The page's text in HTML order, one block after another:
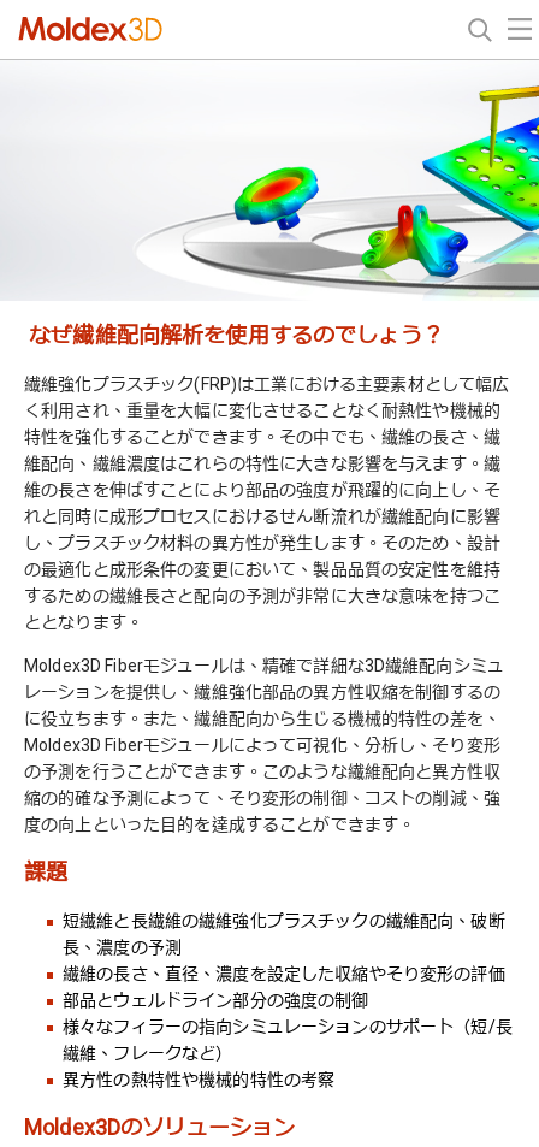
なぜ繊維配向解析を使用するのでしょう？
繊維強化プラスチック(FRP)は工業における主要素材として幅広
く利用され、重量を大幅に変化させることなく耐熱性や機械的
特性を強化することができます。その中でも、繊維の長さ、繊
維配向、繊維濃度はこれらの特性に大きな影響を与えます。繊
維の長さを伸ばすことにより部品の強度が飛躍的に向上し、そ
れと同時に成形プロセスにおけるせん断流れが繊維配向に影響
し、プラスチック材料の異方性が発生します。そのため、設計
の最適化と成形条件の変更において、製品品質の安定性を維持
するための繊維長さと配向の予測が非常に大きな意味を持つこ
ととなります。
Moldex3D Fiberモジュールは、精確で詳細な3D繊維配向シミュ
レーションを提供し、繊維強化部品の異方性収縮を制御するの
に役立ちます。また、繊維配向から生じる機械的特性の差を、
Moldex3D Fiberモジュールによって可視化、分析し、そり変形
の予測を行うことができます。このような繊維配向と異方性収
縮の的確な予測によって、そり変形の制御、コストの削減、強
度の向上といった目的を達成することができます。
課題
短繊維と長繊維の繊維強化プラスチックの繊維配向、破断
長、濃度の予測
繊維の長さ、直径、濃度を設定した収縮やそり変形の評価
部品とウェルドライン部分の強度の制御
様々なフィラーの指向シミュレーションのサポート（短/長
繊維、フレークなど）
異方性の熱特性や機械的特性の考察
Moldex3Dのソリューション